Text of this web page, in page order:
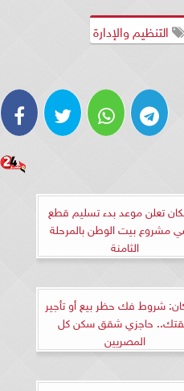
التنظيم والإدارة
تعلن موعد بدء تسليم قطع
مشروع بيت الوطن بالمرحلة
الثامنة
شروط فك حظر بيع أو تأجير
حاجزي شقق سكن كل
المصريين